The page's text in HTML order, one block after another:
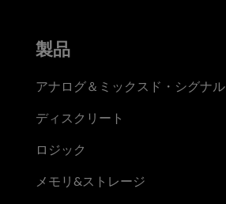
製品
アナログ＆ミックスド・シグナル
ディスクリート
ロジック
メモリ&ストレージ